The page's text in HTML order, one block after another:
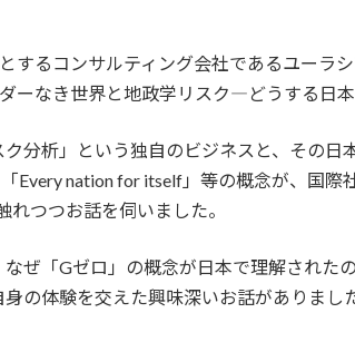
するコンサルティング会社であるユーラ
なき世界と地政学リスク―どうする日
分析」という独自のビジネスと、その
Every nation for itself」等の概念が、国
つつお話を伺いました。
ぜ「Gゼロ」の概念が日本で理解された
の体験を交えた興味深いお話がありました